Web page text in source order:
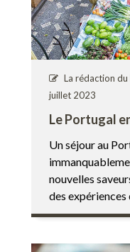
La rédaction
juillet 2023
Le Portugal
Un séjour au
nouvelles
des